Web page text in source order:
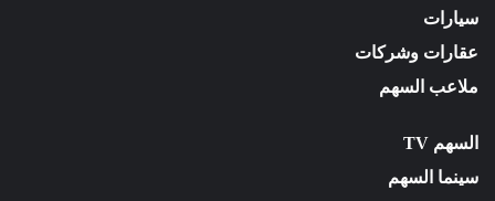
سيارات
عقارات وشركات
ملاعب السهم
السهم TV
سينما السهم